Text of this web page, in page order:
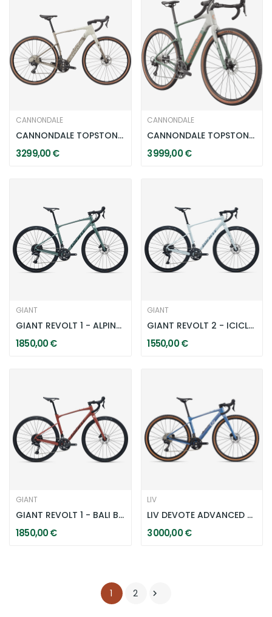
CANNONDALE
CANNONDALE TOPSTONE CARBON 3 GRX 2X - CHALK
3 299,00 €
CANNONDALE
CANNONDALE TOPSTONE CARBON 2 GRX - 2X - TIGER...
3 999,00 €
GIANT
GIANT REVOLT 1 - ALPINE GREEN
1 850,00 €
GIANT
GIANT REVOLT 2 - ICICLE WHITE
1 550,00 €
GIANT
GIANT REVOLT 1 - BALI BRICKS
1 850,00 €
LIV
LIV DEVOTE ADVANCED 2 - LUNAR ECLIPSE
3 000,00 €
1 2 